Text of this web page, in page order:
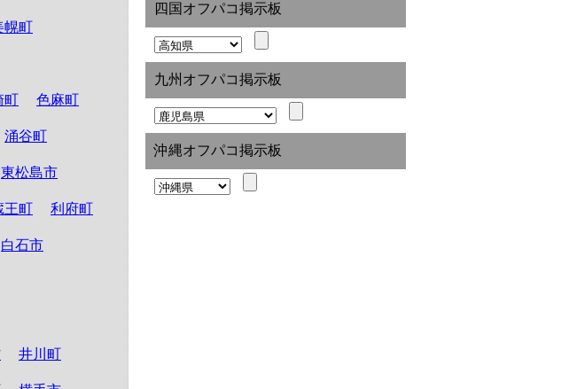
幌町
町 色麻町
涌谷町
東松島市
王町 利府町
白石市
井川町
四国オフパコ掲示板
九州オフパコ掲示板
沖縄オフパコ掲示板